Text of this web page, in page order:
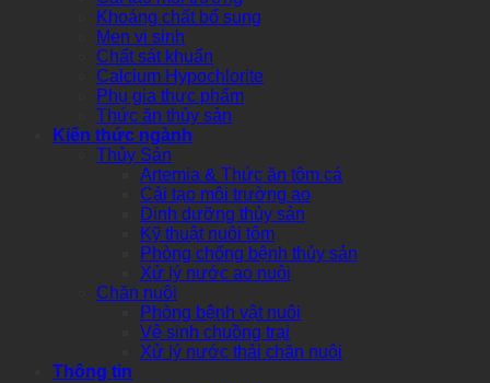
Khoáng chất bổ sung
Men vi sinh
Chất sát khuẩn
Calcium Hypochlorite
Phụ gia thực phẩm
Thức ăn thủy sản
Kiến thức ngành
Thủy Sản
Artemia & Thức ăn tôm cá
Cải tạo môi trường ao
Dinh dưỡng thủy sản
Kỹ thuật nuôi tôm
Phòng chống bệnh thủy sản
Xử lý nước ao nuôi
Chăn nuôi
Phòng bệnh vật nuôi
Vệ sinh chuồng trại
Xử lý nước thải chăn nuôi
Thông tin